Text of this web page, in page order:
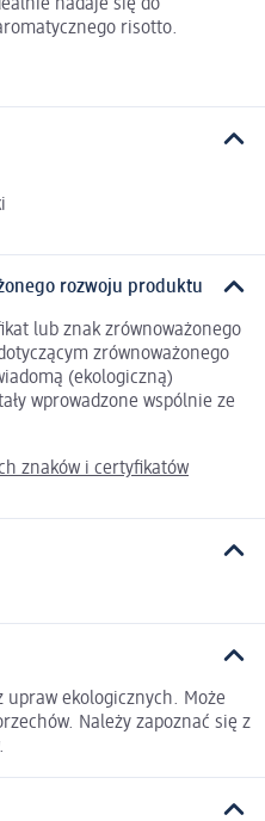
nadaje się do
risotto.
rozwoju produktu
lub znak zrównoważonego
zrównoważonego
(ekologiczną)
wprowadzone wspólnie ze
znaków i certyfikatów
upraw ekologicznych. Może
Należy zapoznać się z